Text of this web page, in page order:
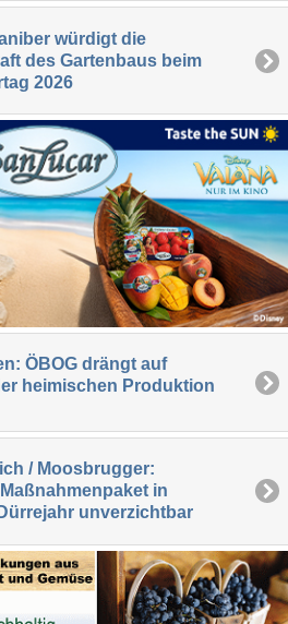
würdigt die
des Gartenbaus beim
2026
ÖBOG drängt auf
heimischen Produktion
/ Moosbrugger:
in
unverzichtbar